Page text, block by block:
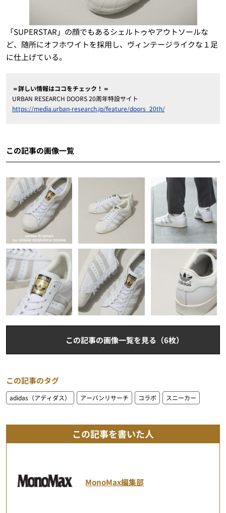
「SUPERSTAR」の顔でもあるシェルトゥやアウトソールな
ど、随所にオフホワイトを採用し、ヴィンテージライクな１足
に仕上げている。
＝詳しい情報はココをチェック！＝
URBAN RESEARCH DOORS 20周年特設サイト
https://media.urban-research.jp/feature/doors_20th/
この記事の画像一覧
この記事の画像一覧を見る（6枚）
この記事のタグ
adidas（アディダス） アーバンリサーチ コラボ スニーカー
この記事を書いた人
MonoMax編集部